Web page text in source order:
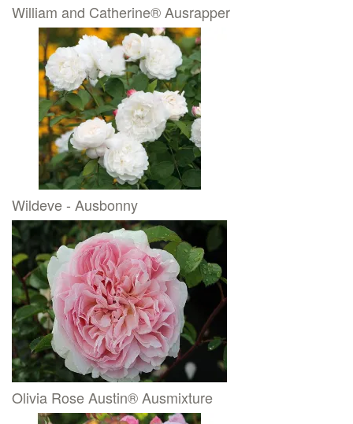
William and Catherine® Ausrapper
Wildeve - Ausbonny
Olivia Rose Austin® Ausmixture